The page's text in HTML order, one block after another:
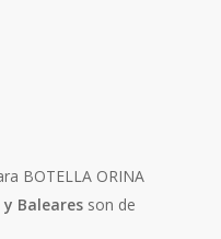
BOTELLA ORINA
Balearesson de